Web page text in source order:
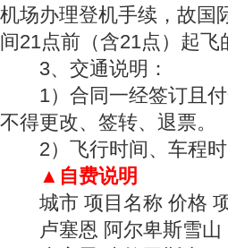
机场办理登机手续，故国
间21点前（含21点）起
3、交通说明：
1）合同一经签订且付
不得更改、签转、退票。
2）飞行时间、车程时
▲自费说明
城市 项目名称 价格
卢塞恩 阿尔卑斯雪山